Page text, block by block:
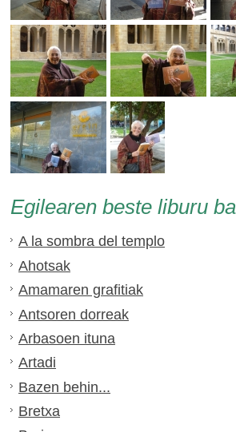
Egilearen beste liburu
A la sombra del templo
Ahotsak
Amamaren grafitiak
Antsoren dorreak
Arbasoen ituna
Artadi
Bazen behin...
Bretxa